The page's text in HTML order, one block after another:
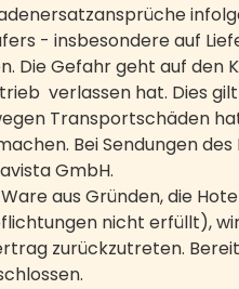
- insbesondere auf
Die Gefahr geht auf
verlassen hat. Dies
Transportschäden
Bei Sendungen
GmbH.
aus Gründen, die
nicht erfüllt),
zurückzutreten.